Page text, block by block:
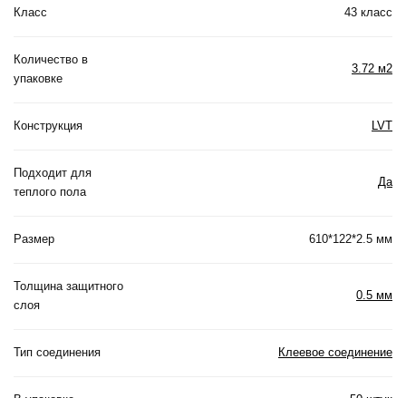
Класс 43 класс
Количество в
упаковке
3.72 м2
Конструкция LVT
Подходит для
теплого пола
Да
Размер 610*122*2.5 мм
Толщина защитного
слоя
0.5 мм
Тип соединения Клеевое соединение